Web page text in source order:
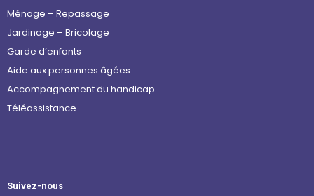
Ménage – Repassage
Jardinage – Bricolage
Garde d’enfants
Aide aux personnes âgées
Accompagnement du handicap
Téléassistance
Suivez-nous